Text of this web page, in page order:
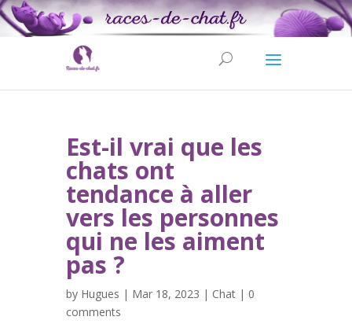
Est-il vrai que les
chats ont
tendance à aller
vers les personnes
qui ne les aiment
pas ?
by Hugues | Mar 18, 2023 | Chat | 0
comments